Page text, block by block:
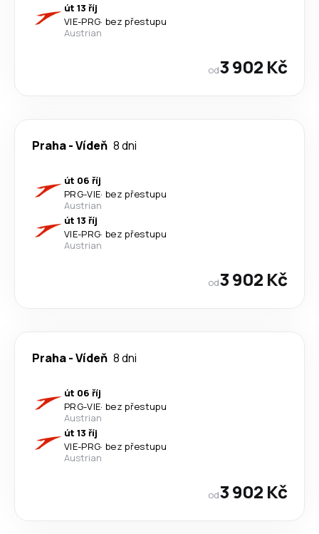
út 13 říj
VIE-PRG· bez přestupu
Austrian
od3 902 Kč
Praha-Vídeň 8 dni
út 06 říj
PRG-VIE· bez přestupu
Austrian
út 13 říj
VIE-PRG· bez přestupu
Austrian
od3 902 Kč
Praha-Vídeň 8 dni
út 06 říj
PRG-VIE· bez přestupu
Austrian
út 13 říj
VIE-PRG· bez přestupu
Austrian
od3 902 Kč